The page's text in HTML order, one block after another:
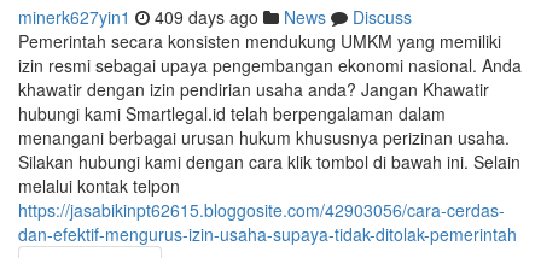
minerk627yin1 409 days ago News
Discuss
Pemerintah secara konsisten mendukung UMKM yang memiliki
izin resmi sebagai upaya pengembangan ekonomi nasional. Anda
khawatir dengan izin pendirian usaha anda? Jangan Khawatir
hubungi kami Smartlegal.id telah berpengalaman dalam
menangani berbagai urusan hukum khususnya perizinan usaha.
Silakan hubungi kami dengan cara klik tombol di bawah ini. Selain
melalui kontak telpon
https://jasabikinpt62615.bloggosite.com/42903056/cara-cerdas-
dan-efektif-mengurus-izin-usaha-supaya-tidak-ditolak-pemerintah